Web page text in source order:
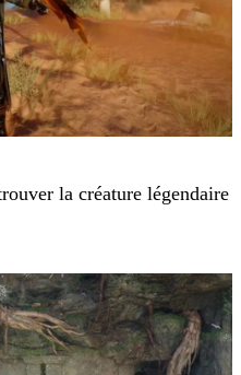
la créature légendaire